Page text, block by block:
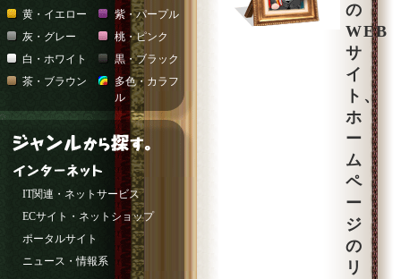
の
WEB
サ
イ
ト、
ホ
ー
ム
ペ
ー
ジ
の
リ
黄・イエロー
紫・パープル
灰・グレー
桃・ピンク
白・ホワイト
黒・ブラック
茶・ブラウン
多色・カラフ
ル
IT関連・ネットサービス
ECサイト・ネットショップ
ポータルサイト
ニュース・情報系